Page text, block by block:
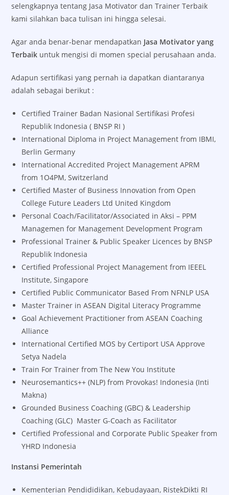
selengkapnya tentang Jasa Motivator dan Trainer Terbaik
kami silahkan baca tulisan ini hingga selesai.
Agar anda benar-benar mendapatkan Jasa Motivator yang
Terbaik untuk mengisi di momen special perusahaan anda.
Adapun sertifikasi yang pernah ia dapatkan diantaranya
adalah sebagai berikut :
Certified Trainer Badan Nasional Sertifikasi Profesi
Republik Indonesia ( BNSP RI )
International Diploma in Project Management from IBMI,
Berlin Germany
International Accredited Project Management APRM
from 1O4PM, Switzerland
Certified Master of Business Innovation from Open
College Future Leaders Ltd United Kingdom
Personal Coach/Facilitator/Associated in Aksi – PPM
Managemen for Management Development Program
Professional Trainer & Public Speaker Licences by BNSP
Republik Indonesia
Certified Professional Project Management from IEEEL
Institute, Singapore
Certified Public Communicator Based From NFNLP USA
Master Trainer in ASEAN Digital Literacy Programme
Goal Achievement Practitioner from ASEAN Coaching
Alliance
International Certified MOS by Certiport USA Approve
Setya Nadela
Train For Trainer from The New You Institute
Neurosemantics++ (NLP) from Provokas! Indonesia (Inti
Makna)
Grounded Business Coaching (GBC) & Leadership
Coaching (GLC) Master G-Coach as Facilitator
Certified Professional and Corporate Public Speaker from
YHRD Indonesia
Instansi Pemerintah
Kementerian Pendididikan, Kebudayaan, RistekDikti RI